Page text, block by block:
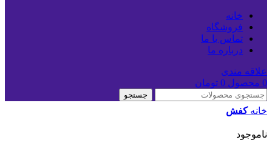
خانه
فروشگاه
تماس با ما
درباره ما
علاقه مندی
0 محصول 0 تومان
جستجو
خانهکفش
ناموجود